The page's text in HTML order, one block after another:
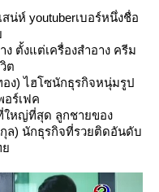
น่ห์ youtuberเบอร์หนึ่งชื่อ
ตั้งแต่เครื่องสำอาง ครีม
ต
ง) ไฮโซนักธุรกิจหนุ่มรูป
อร์เฟค
ใหญ่ที่สุด ลูกชายของ
ล) นักธุรกิจที่รวยติดอันดับ